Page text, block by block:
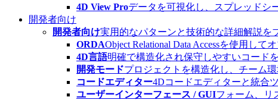
4D View Proデータを可視化し、スプレッドシ
開発者向け
開発者向け実用的なパターンと技術的な詳細解説を
ORDAObject Relational Data Accessを使用し
4D言語明確で構造化され保守しやすいコード
開発モードプロジェクトを構造化し、チーム
コードエディター4Dコードエディターと統合
ユーザーインターフェース / GUIフォーム、リ